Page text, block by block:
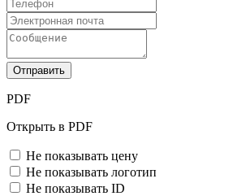
Отправить
PDF
Открыть в PDF
Не показывать цену
Не показывать логотип
Не показывать ID